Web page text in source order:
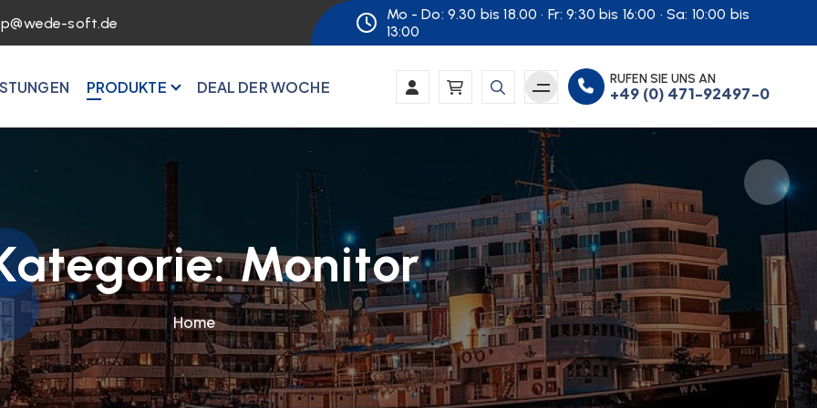
soft.de
Mo - Do: 9.30 bis 18.00 · Fr: 9:30 bis 16:00 · Sa: 10:00 bis
13:00
PRODUKTE DEAL DER WOCHE RUFEN SIE UNS AN
+49 (0) 471-92497-0
Monitor
Home